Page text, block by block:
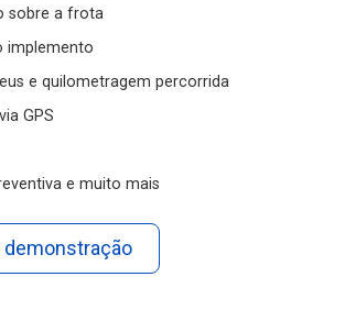
sobre a frota
implemento
e quilometragem percorrida
GPS
e muito mais
demonstração